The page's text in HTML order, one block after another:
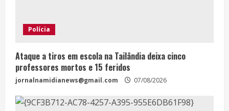
Polícia
Ataque a tiros em escola na Tailândia deixa cinco
professores mortos e 15 feridos
jornalnamidianews@gmail.com 07/08/2026